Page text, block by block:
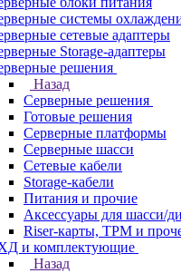
системы
сетевые адаптеры
Storage-адаптеры
решения
Назад
Серверные решения
Готовые решения
Серверные платформы
Серверные шасси
Сетевые кабели
Storage-кабели
Питания и прочие
Аксессуары для шасси/
Riser-карты, TPM и
и комплектующие
Назад